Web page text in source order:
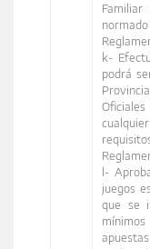
k-
podrá
l-
juegos
que se